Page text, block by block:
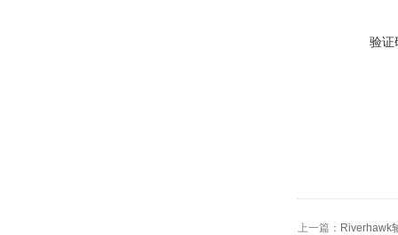
验证
上一篇： Riverhawk